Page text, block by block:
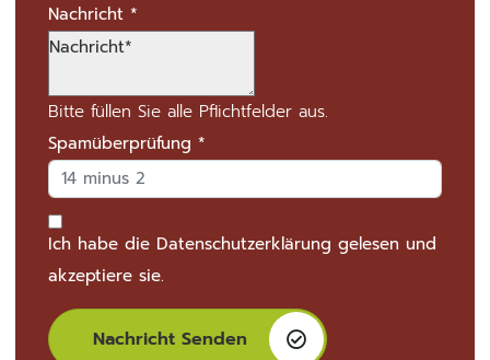
Nachricht *
Bitte füllen Sie alle Pflichtfelder aus.
Spamüberprüfung*
Ich habe die Datenschutzerklärung gelesen und
akzeptiere sie.
Nachricht Senden